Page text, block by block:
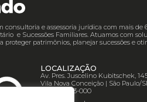
consultoria e assessoria jurídica com mais de
e Sucessões Familiares. Atuamos com
proteger patrimônios, planejar sucessões e
LOCALIZAÇÃO
Av. Pres. Juscelino Kubitschek,
Vila Nova Conceição | São Paulo/
CEP: 04543-000